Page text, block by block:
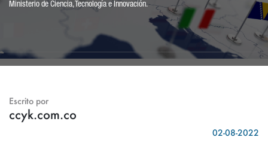
Ministerio de Ciencia, Tecnología e Innovación.
Escrito por
ccyk.com.co
02-08-2022